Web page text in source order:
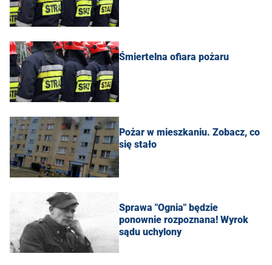
Śmiertelna ofiara pożaru
Pożar w mieszkaniu. Zobacz, co
się stało
Sprawa "Ognia" będzie
ponownie rozpoznana! Wyrok
sądu uchylony